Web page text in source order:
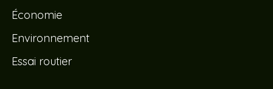
Économie
Environnement
Essai routier